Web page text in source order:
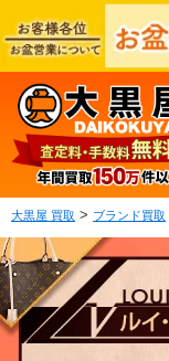
大黒屋 買取 > ブランド買取